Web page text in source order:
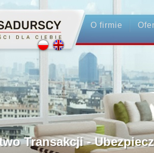
O firmie
Pośrednictwo
Transakcji -